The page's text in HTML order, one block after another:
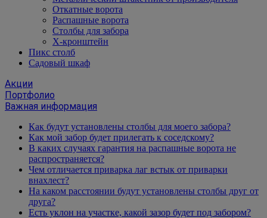
Откатные ворота
Распашные ворота
Столбы для забора
Х-кронштейн
Пикс столб
Садовый шкаф
Акции
Портфолио
Важная информация
Как будут установлены столбы для моего забора?
Как мой забор будет прилегать к соседскому?
В каких случаях гарантия на распашные ворота не
распространяется?
Чем отличается приварка лаг встык от приварки
внахлест?
На каком расстоянии будут установлены столбы друг от
друга?
Есть уклон на участке, какой зазор будет под забором?